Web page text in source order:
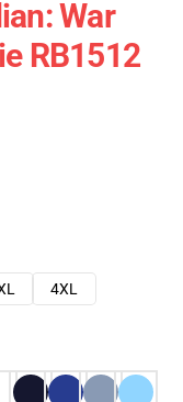
War
RB1512
4XL